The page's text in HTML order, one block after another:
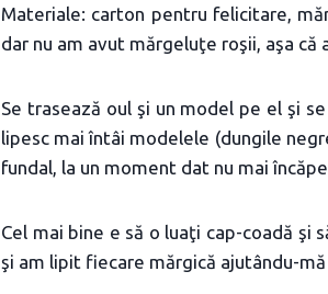
Materiale: carton pentru felicitare,
dar nu am avut mărgeluţe roşii, aşa
Se trasează oul şi un model pe el şi
lipesc mai întâi modelele (dungile
fundal, la un moment dat nu mai
Cel mai bine e să o luaţi cap-coadă şi
şi am lipit fiecare mărgică ajutându-